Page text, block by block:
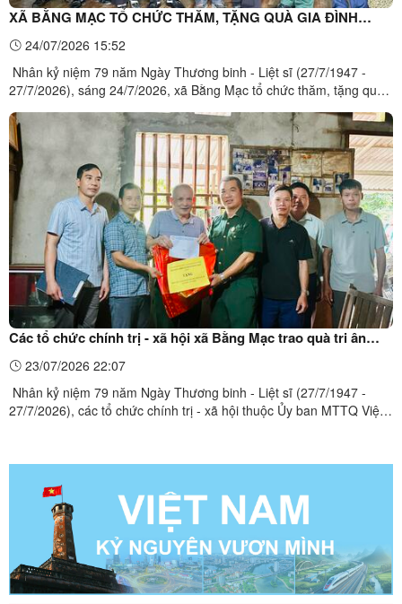
XÃ BẰNG MẠC TỔ CHỨC THĂM, TẶNG QUÀ GIA ĐÌNH
CHÍNH SÁCH, NGƯỜI CÓ CÔNG NHÂN DỊP 27/7
24/07/2026 15:52
Nhân kỷ niệm 79 năm Ngày Thương binh - Liệt sĩ (27/7/1947 -
27/7/2026), sáng 24/7/2026, xã Bằng Mạc tổ chức thăm, tặng quà
bàn.Đồng chí Nông Thị Lụa, Phó Chủ tịch HĐND xã Trưởng đoàn
số 1 tặng quà cho gia đình chính sách nhân dịp ...
Các tổ chức chính trị - xã hội xã Bằng Mạc trao quà tri ân
nhân dịp 27/7
23/07/2026 22:07
Nhân kỷ niệm 79 năm Ngày Thương binh - Liệt sĩ (27/7/1947 -
27/7/2026), các tổ chức chính trị - xã hội thuộc Ủy ban MTTQ Việt
của Hội Cựu chiến binh và Hội Nông dân xã, ...